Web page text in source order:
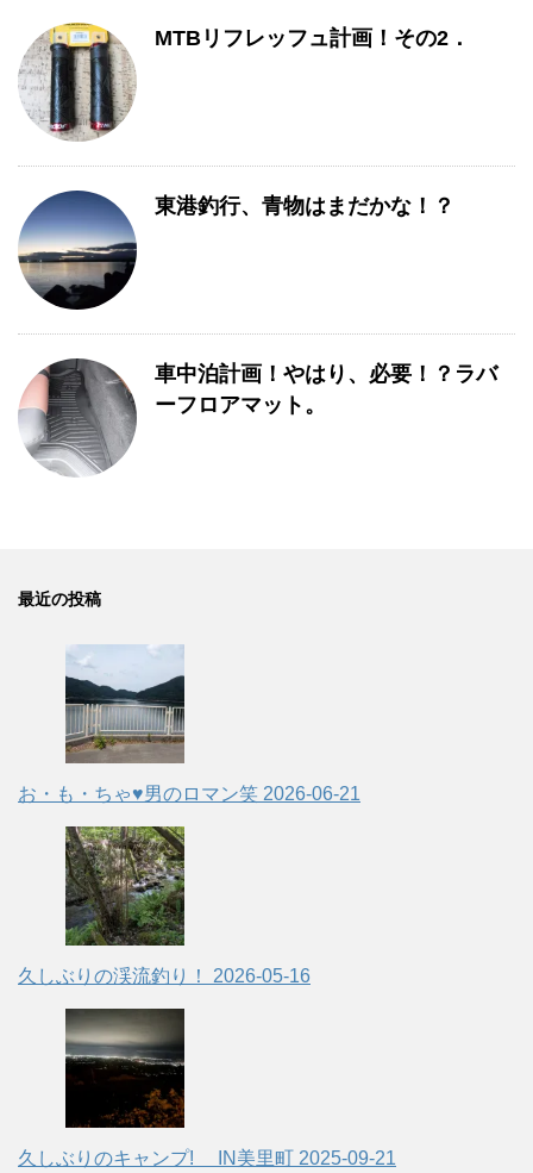
MTBリフレッフュ計画！その2．
東港釣行、青物はまだかな！？
車中泊計画！やはり、必要！？ラバ
ーフロアマット。
最近の投稿
お・も・ちゃ♥男のロマン笑 2026-06-21
久しぶりの渓流釣り！ 2026-05-16
久しぶりのキャンプ! IN美里町 2025-09-21